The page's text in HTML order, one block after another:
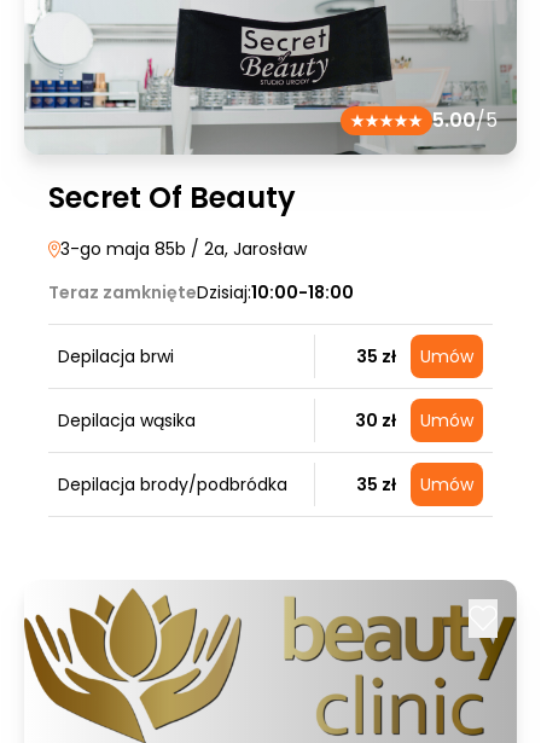
5.00/5
Secret Of Beauty
3-go maja 85b / 2a, Jarosław
Teraz zamknięteDzisiaj:10:00-18:00
Depilacja brwi 35 zł Umów
Depilacja wąsika 30 zł Umów
Depilacja brody/podbródka 35 zł Umów